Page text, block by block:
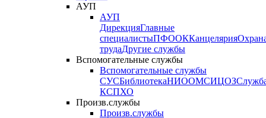
АУП
АУП
ДирекцияГлавные
специалистыПФООККанцелярия
трудаДругие службы
Вспомогательные службы
Вспомогательные службы
СУСБиблиотекаНИООМСИЦОЗ
КСПХО
Произв.службы
Произв.службы